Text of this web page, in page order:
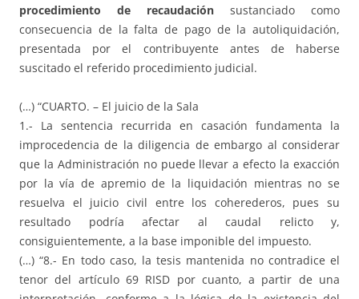
procedimiento de recaudación sustanciado como
consecuencia de la falta de pago de la autoliquidación,
presentada por el contribuyente antes de haberse
suscitado el referido procedimiento judicial.
(…) “CUARTO. – El juicio de la Sala
1.- La sentencia recurrida en casación fundamenta la
improcedencia de la diligencia de embargo al considerar
que la Administración no puede llevar a efecto la exacción
por la vía de apremio de la liquidación mientras no se
resuelva el juicio civil entre los coherederos, pues su
resultado podría afectar al caudal relicto y,
consiguientemente, a la base imponible del impuesto.
(…) “8.- En todo caso, la tesis mantenida no contradice el
tenor del artículo 69 RISD por cuanto, a partir de una